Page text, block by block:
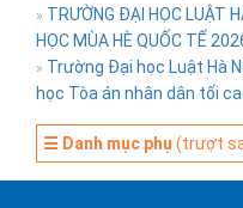
» TRƯỜNG ĐẠI HỌC LUẬT
HỌC MÙA HÈ QUỐC TẾ
» Trường Đại học Luật Hà
học Tòa án nhân dân tối
☰ Danh mục phụ (trượt